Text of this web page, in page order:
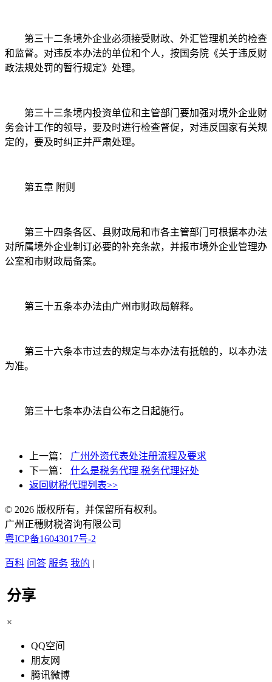
第三十二条境外企业必须接受财政、外汇管理机关的检查
和监督。对违反本办法的单位和个人，按国务院《关于违反财
政法规处罚的暂行规定》处理。
第三十三条境内投资单位和主管部门要加强对境外企业财
务会计工作的领导，要及时进行检查督促，对违反国家有关规
定的，要及时纠正并严肃处理。
第五章 附则
第三十四条各区、县财政局和市各主管部门可根据本办法
对所属境外企业制订必要的补充条款，并报市境外企业管理办
公室和市财政局备案。
第三十五条本办法由广州市财政局解释。
第三十六条本市过去的规定与本办法有抵触的，以本办法
为准。
第三十七条本办法自公布之日起施行。
上一篇： 广州外资代表处注册流程及要求
下一篇： 什么是税务代理 税务代理好处
返回财税代理列表>>
© 2026 版权所有，并保留所有权利。
广州正穗财税咨询有限公司
粤ICP备16043017号-2
百科 问答 服务 我的 |
分享
×
QQ空间
朋友网
腾讯微博